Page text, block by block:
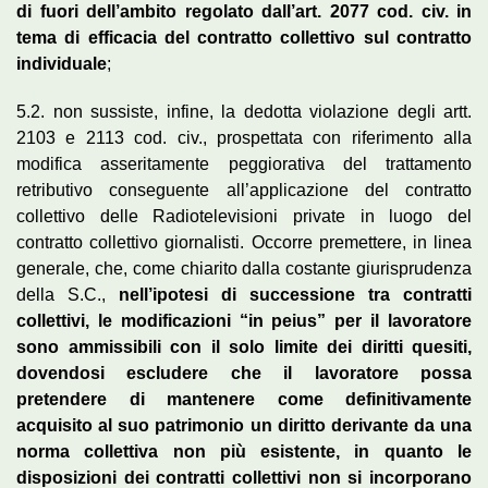
di fuori dell’ambito regolato dall’art. 2077 cod. civ. in
tema di efficacia del contratto collettivo sul contratto
individuale;
5.2. non sussiste, infine, la dedotta violazione degli artt.
2103 e 2113 cod. civ., prospettata con riferimento alla
modifica asseritamente peggiorativa del trattamento
retributivo conseguente all’applicazione del contratto
collettivo delle Radiotelevisioni private in luogo del
contratto collettivo giornalisti. Occorre premettere, in linea
generale, che, come chiarito dalla costante giurisprudenza
della S.C., nell’ipotesi di successione tra contratti
collettivi, le modificazioni “in peius” per il lavoratore
sono ammissibili con il solo limite dei diritti quesiti,
dovendosi escludere che il lavoratore possa
pretendere di mantenere come definitivamente
acquisito al suo patrimonio un diritto derivante da una
norma collettiva non più esistente, in quanto le
disposizioni dei contratti collettivi non si incorporano